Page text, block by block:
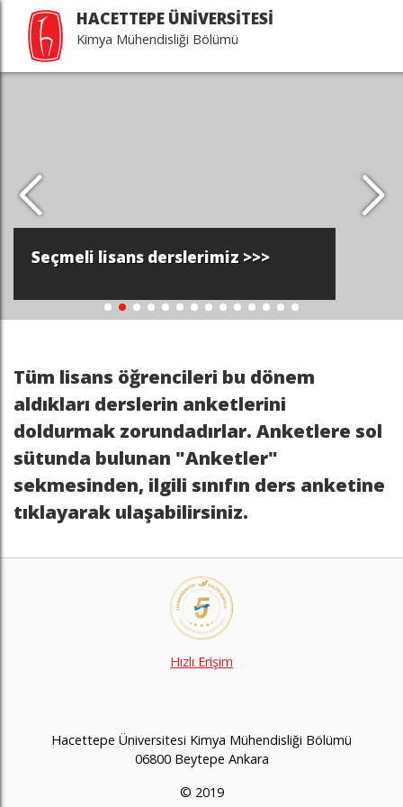
HACETTEPE ÜNİVERSİTESİ
Kimya Mühendisliği Bölümü
Seçmeli lisans derslerimiz >>>
Tüm lisans öğrencileri bu dönem
aldıkları derslerin anketlerini
doldurmak zorundadırlar. Anketlere sol
sütunda bulunan "Anketler"
sekmesinden, ilgili sınıfın ders anketine
tıklayarak ulaşabilirsiniz.
Hızlı Erişim
Hacettepe Üniversitesi Kimya Mühendisliği Bölümü
06800 Beytepe Ankara
© 2019